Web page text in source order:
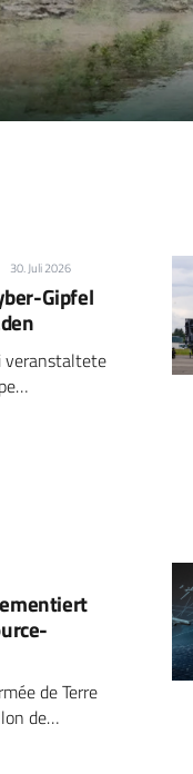
30. Juli 2026
Gipfel
veranstaltete
de Terre
de…